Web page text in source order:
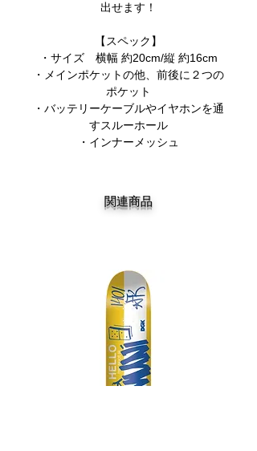
出せます！
【スペック】
・サイズ 横幅 約20cm/縦 約16cm
・メインポケットの他、前後に２つの
ポケット
・バッテリーケーブルやイヤホンを通
すスルーホール
・インナーメッシュ
関連商品